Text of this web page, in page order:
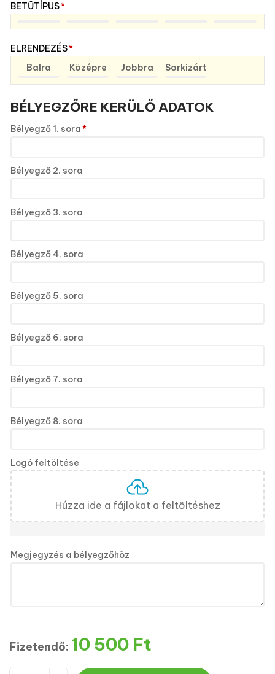
BETŰTÍPUS*
ELRENDEZÉS*
Balra
Középre Jobbra Sorkizárt
BÉLYEGZŐRE KERÜLŐ ADATOK
Bélyegző 1. sora*
Bélyegző 2. sora
Bélyegző 3. sora
Bélyegző 4. sora
Bélyegző 5. sora
Bélyegző 6. sora
Bélyegző 7. sora
Bélyegző 8. sora
Logó feltöltése
Húzza ide a fájlokat a feltöltéshez
Megjegyzés a bélyegzőhöz
Fizetendő: 10 500 Ft